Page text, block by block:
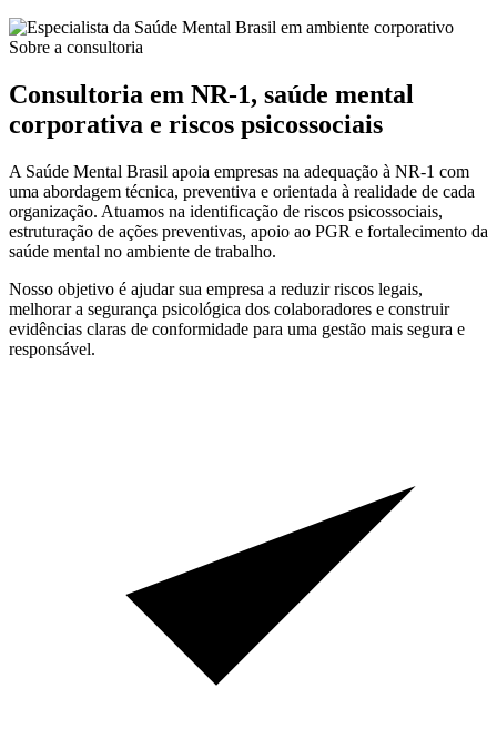
Sobre a consultoria
Consultoria em NR-1, saúde mental
corporativa e riscos psicossociais
A Saúde Mental Brasil apoia empresas na adequação à NR-1 com
uma abordagem técnica, preventiva e orientada à realidade de cada
organização. Atuamos na identificação de riscos psicossociais,
estruturação de ações preventivas, apoio ao PGR e fortalecimento da
saúde mental no ambiente de trabalho.
Nosso objetivo é ajudar sua empresa a reduzir riscos legais,
melhorar a segurança psicológica dos colaboradores e construir
evidências claras de conformidade para uma gestão mais segura e
responsável.